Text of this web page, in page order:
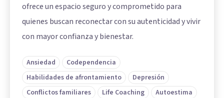
ofrece un espacio seguro y comprometido para
quienes buscan reconectar con su autenticidad y vivir
con mayor confianza y bienestar.
Ansiedad
Codependencia
Habilidades de afrontamiento
Depresión
Conflictos familiares
Life Coaching
Autoestima